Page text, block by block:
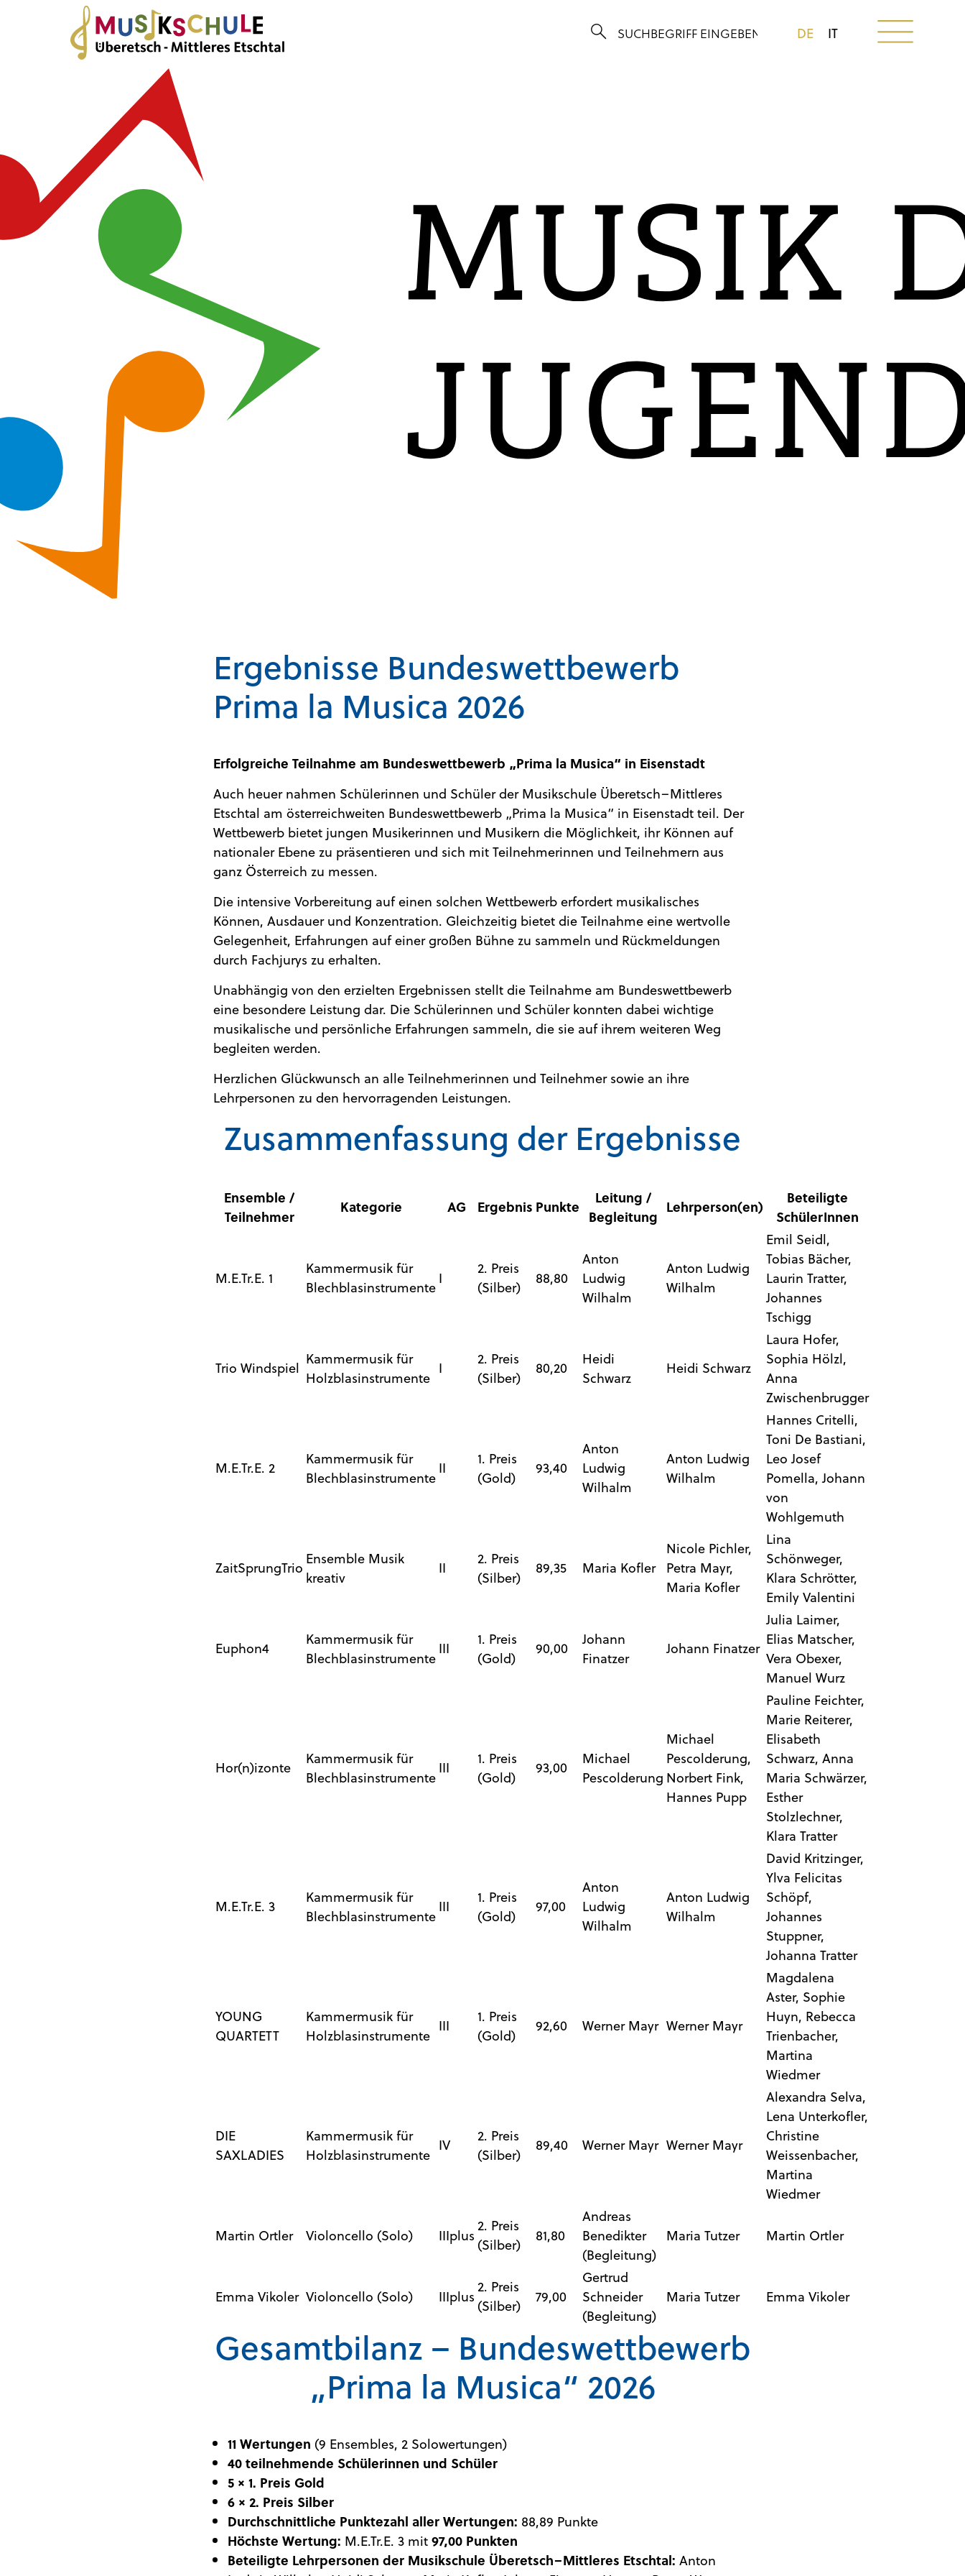
DE IT
Ergebnisse Bundeswettbewerb
Prima la Musica 2026
Erfolgreiche Teilnahme am Bundeswettbewerb „Prima la Musica“ in Eisenstadt
Auch heuer nahmen Schülerinnen und Schüler der Musikschule Überetsch–Mittleres
Etschtal am österreichweiten Bundeswettbewerb „Prima la Musica“ in Eisenstadt teil. Der
Wettbewerb bietet jungen Musikerinnen und Musikern die Möglichkeit, ihr Können auf
nationaler Ebene zu präsentieren und sich mit Teilnehmerinnen und Teilnehmern aus
ganz Österreich zu messen.
Die intensive Vorbereitung auf einen solchen Wettbewerb erfordert musikalisches
Können, Ausdauer und Konzentration. Gleichzeitig bietet die Teilnahme eine wertvolle
Gelegenheit, Erfahrungen auf einer großen Bühne zu sammeln und Rückmeldungen
durch Fachjurys zu erhalten.
Unabhängig von den erzielten Ergebnissen stellt die Teilnahme am Bundeswettbewerb
eine besondere Leistung dar. Die Schülerinnen und Schüler konnten dabei wichtige
musikalische und persönliche Erfahrungen sammeln, die sie auf ihrem weiteren Weg
begleiten werden.
Herzlichen Glückwunsch an alle Teilnehmerinnen und Teilnehmer sowie an ihre
Lehrpersonen zu den hervorragenden Leistungen.
Zusammenfassung der Ergebnisse
Ensemble /
Teilnehmer
Kategorie AG Ergebnis Punkte
Leitung /
Begleitung
Lehrperson(en)
Beteiligte
SchülerInnen
M.E.Tr.E. 1
Kammermusik für
BlechblasinstrumenteI
2. Preis
(Silber)
88,80
Anton
Ludwig
Wilhalm
Anton Ludwig
Wilhalm
Emil Seidl,
Tobias Bächer,
Laurin Tratter,
Johannes
Tschigg
Trio Windspiel Kammermusik für
Holzblasinstrumente
I
2. Preis
(Silber)
80,20
Heidi
Schwarz
Heidi Schwarz
Laura Hofer,
Sophia Hölzl,
Anna
Zwischenbrugger
M.E.Tr.E. 2
Kammermusik für
Blechblasinstrumente
II
1. Preis
(Gold)
93,40
Anton
Ludwig
Wilhalm
Anton Ludwig
Wilhalm
Hannes Critelli,
Toni De Bastiani,
Leo Josef
Pomella, Johann
von
Wohlgemuth
ZaitSprungTrio Ensemble Musik
kreativ
II
2. Preis
(Silber)
89,35 Maria Kofler
Nicole Pichler,
Petra Mayr,
Maria Kofler
Lina
Schönweger,
Klara Schrötter,
Emily Valentini
Euphon4
Kammermusik für
Blechblasinstrumente
III
1. Preis
(Gold)
90,00
Johann
Finatzer
Johann Finatzer
Julia Laimer,
Elias Matscher,
Vera Obexer,
Manuel Wurz
Hor(n)izonte
Kammermusik für
Blechblasinstrumente
III
1. Preis
(Gold)
93,00
Michael
Pescolderung
Michael
Pescolderung,
Norbert Fink,
Hannes Pupp
Pauline Feichter,
Marie Reiterer,
Elisabeth
Schwarz, Anna
Maria Schwärzer,
Esther
Stolzlechner,
Klara Tratter
M.E.Tr.E. 3
Kammermusik für
Blechblasinstrumente
III
1. Preis
(Gold)
97,00
Anton
Ludwig
Wilhalm
Anton Ludwig
Wilhalm
David Kritzinger,
Ylva Felicitas
Schöpf,
Johannes
Stuppner,
Johanna Tratter
YOUNG
QUARTETT
Kammermusik für
Holzblasinstrumente
III
1. Preis
(Gold)
92,60 Werner Mayr Werner Mayr
Magdalena
Aster, Sophie
Huyn, Rebecca
Trienbacher,
Martina
Wiedmer
DIE
SAXLADIES
Kammermusik für
Holzblasinstrumente
IV
2. Preis
(Silber)
89,40 Werner Mayr Werner Mayr
Alexandra Selva,
Lena Unterkofler,
Christine
Weissenbacher,
Martina
Wiedmer
Martin Ortler Violoncello (Solo) IIIplus
2. Preis
(Silber)
81,80
Andreas
Benedikter
(Begleitung)
Maria Tutzer Martin Ortler
Emma Vikoler Violoncello (Solo) IIIplus
2. Preis
(Silber)
79,00
Gertrud
Schneider
(Begleitung)
Maria Tutzer Emma Vikoler
Gesamtbilanz – Bundeswettbewerb
„Prima la Musica“ 2026
11 Wertungen (9 Ensembles, 2 Solowertungen)
40 teilnehmende Schülerinnen und Schüler
5 × 1. Preis Gold
6 × 2. Preis Silber
Durchschnittliche Punktezahl aller Wertungen: 88,89 Punkte
Höchste Wertung: M.E.Tr.E. 3 mit97,00 Punkten
Beteiligte Lehrpersonen der Musikschule Überetsch–Mittleres Etschtal: Anton